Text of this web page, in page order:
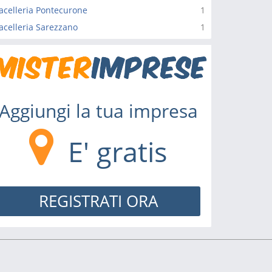
1
Pontecurone
1
Sarezzano
la tua impresa
E' gratis
REGISTRATI ORA